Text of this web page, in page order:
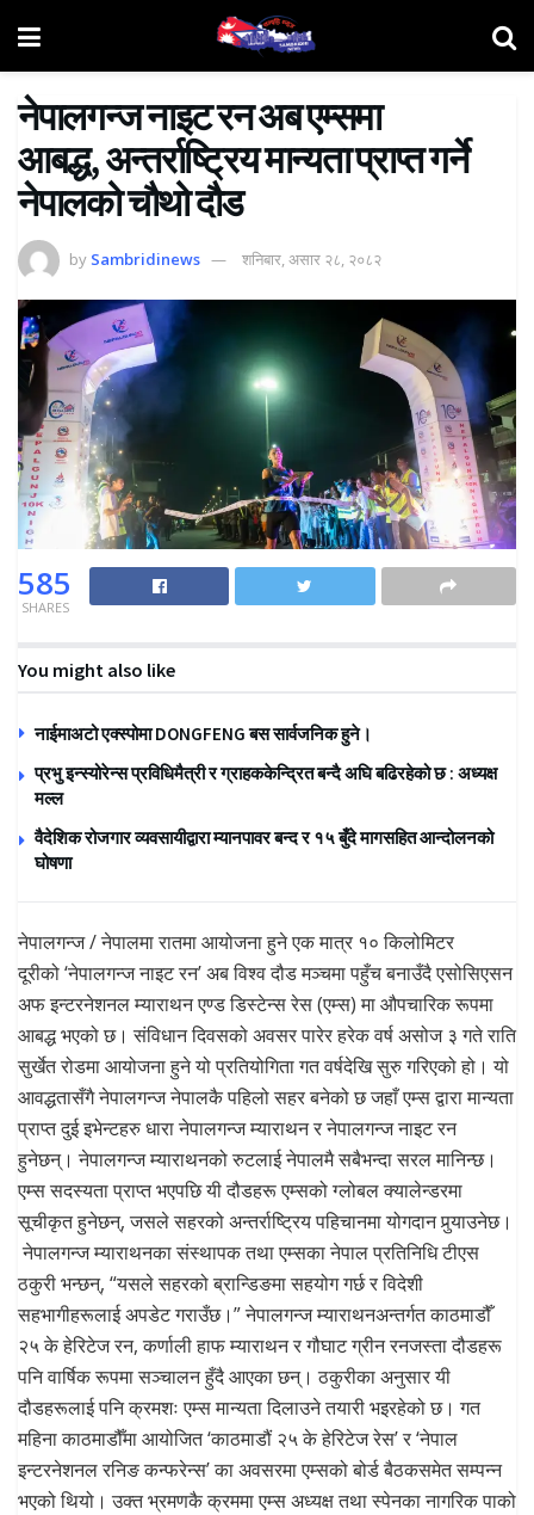
नेपालगन्ज नाइट रन अब एम्समा
आबद्ध, अन्तर्राष्ट्रिय मान्यता प्राप्त गर्ने
नेपालको चौथो दौड
by Sambridinews शनिबार, असार २८, २०८२
585
SHARES
You might also like
नाईमाअटो एक्स्पोमा DONGFENG बस सार्वजनिक हुने।
प्रभु इन्स्योरेन्स प्रविधिमैत्री र ग्राहककेन्द्रित बन्दै अघि बढिरहेको छ : अध्यक्ष
मल्ल
वैदेशिक रोजगार व्यवसायीद्वारा म्यानपावर बन्द र १५ बुँदे मागसहित आन्दोलनको
घोषणा
नेपालगन्ज / नेपालमा रातमा आयोजना हुने एक मात्र १० किलोमिटर
दूरीको ‘नेपालगन्ज नाइट रन’ अब विश्व दौड मञ्चमा पहुँच बनाउँदै एसोसिएसन
अफ इन्टरनेशनल म्याराथन एण्ड डिस्टेन्स रेस (एम्स) मा औपचारिक रूपमा
आबद्ध भएको छ। संविधान दिवसको अवसर पारेर हरेक वर्ष असोज ३ गते राति
सुर्खेत रोडमा आयोजना हुने यो प्रतियोगिता गत वर्षदेखि सुरु गरिएको हो। यो
आवद्धतासँगै नेपालगन्ज नेपालकै पहिलो सहर बनेको छ जहाँ एम्स द्वारा मान्यता
प्राप्त दुई इभेन्टहरु धारा नेपालगन्ज म्याराथन र नेपालगन्ज नाइट रन
हुनेछन्। नेपालगन्ज म्याराथनको रुटलाई नेपालमै सबैभन्दा सरल मानिन्छ।
एम्स सदस्यता प्राप्त भएपछि यी दौडहरू एम्सको ग्लोबल क्यालेन्डरमा
सूचीकृत हुनेछन्, जसले सहरको अन्तर्राष्ट्रिय पहिचानमा योगदान पुर्‍याउनेछ।
नेपालगन्ज म्याराथनका संस्थापक तथा एम्सका नेपाल प्रतिनिधि टीएस
ठकुरी भन्छन्, “यसले सहरको ब्रान्डिङमा सहयोग गर्छ र विदेशी
सहभागीहरूलाई अपडेट गराउँछ।” नेपालगन्ज म्याराथनअन्तर्गत काठमाडौँ
२५ के हेरिटेज रन, कर्णाली हाफ म्याराथन र गौघाट ग्रीन रनजस्ता दौडहरू
पनि वार्षिक रूपमा सञ्चालन हुँदै आएका छन्। ठकुरीका अनुसार यी
दौडहरूलाई पनि क्रमशः एम्स मान्यता दिलाउने तयारी भइरहेको छ। गत
महिना काठमाडौँमा आयोजित ‘काठमाडौं २५ के हेरिटेज रेस’ र ‘नेपाल
इन्टरनेशनल रनिङ कन्फरेन्स’ का अवसरमा एम्सको बोर्ड बैठकसमेत सम्पन्न
भएको थियो। उक्त भ्रमणकै क्रममा एम्स अध्यक्ष तथा स्पेनका नागरिक पाको